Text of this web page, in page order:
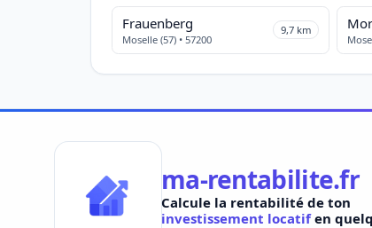
Frauenberg
Moselle (57) • 57200
9,7 km
ma-rentabilite.fr
Calcule la rentabilité de ton
investissement locatifen